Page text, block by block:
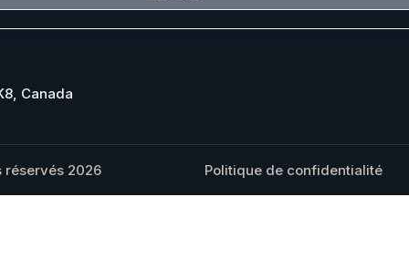
Canada
réservés 2026 Politique de confidentialité